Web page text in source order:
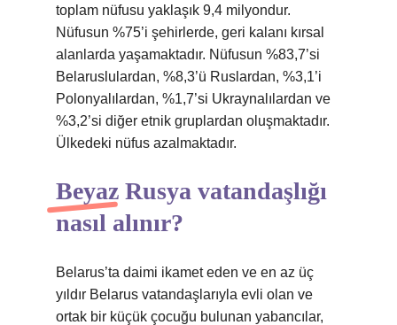
toplam nüfusu yaklaşık 9,4 milyondur.
Nüfusun %75’i şehirlerde, geri kalanı kırsal
alanlarda yaşamaktadır. Nüfusun %83,7’si
Belaruslulardan, %8,3’ü Ruslardan, %3,1’i
Polonyalılardan, %1,7’si Ukraynalılardan ve
%3,2’si diğer etnik gruplardan oluşmaktadır.
Ülkedeki nüfus azalmaktadır.
Beyaz Rusya vatandaşlığı
nasıl alınır?
Belarus’ta daimi ikamet eden ve en az üç
yıldır Belarus vatandaşlarıyla evli olan ve
ortak bir küçük çocuğu bulunan yabancılar,